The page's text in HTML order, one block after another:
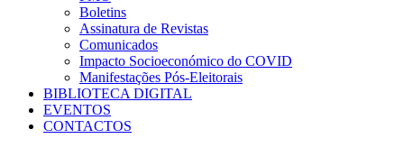
Boletins
Assinatura de Revistas
Comunicados
Impacto Socioeconómico do COVID
Manifestações Pós-Eleitorais
BIBLIOTECA DIGITAL
EVENTOS
CONTACTOS